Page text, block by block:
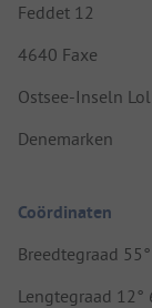
Feddet 12
4640 Faxe
Ostsee-Inseln
Denemarken
Coördinaten
Breedtegraad
Lengtegraad 12°